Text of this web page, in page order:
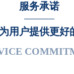
服务承诺
用户提供更好